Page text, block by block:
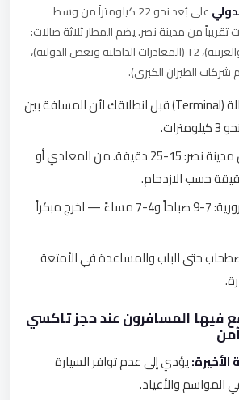
على بُعد نحو 22 كيلومتراً من وسط
تقريباً من مدينة نصر. يضم المطار ثلاثة صالات:
T1 (الرحلات الأفريقية والعربية)، T2 (المغادرات الداخلية وبعض الدولية)،
تأكد من رقم الصالة (Terminal) قبل انطلاقك لأن المسافة بين
وقت الوصول من مدينة نصر: 15-25 دقيقة. من المعادي أو
أوقات الذروة المرورية: 7-9 صباحاً و4-7 مساءً — اخرج مبكراً
حتى الباب والمساعدة في الأمتعة
فيها المسافرون عند حجز تاكسي
يؤدي إلى عدم توافر السيارة
والأعياد.